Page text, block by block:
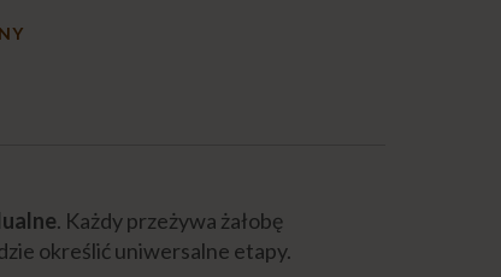
. Każdy przeżywa żałobę
określić uniwersalne etapy.